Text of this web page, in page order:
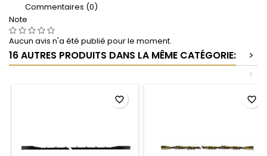
Commentaires (0)
Note
Aucun avis n'a été publié pour le moment.
16 AUTRES PRODUITS DANS LA MÊME CATÉGORIE:
>
<
favorite_border favorite_border